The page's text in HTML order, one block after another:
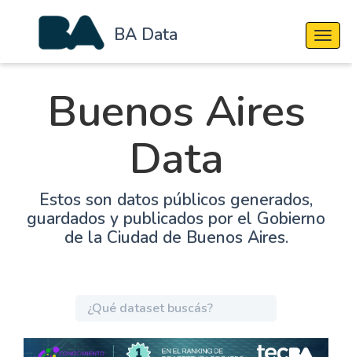
BA Data
Buenos Aires
Data
Estos son datos públicos generados,
guardados y publicados por el Gobierno
de la Ciudad de Buenos Aires.